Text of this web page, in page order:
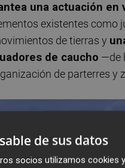
una actuación en
existentes como
de tierras y
de caucho —de
de parterres y
de sus datos
socios utilizamos cookies